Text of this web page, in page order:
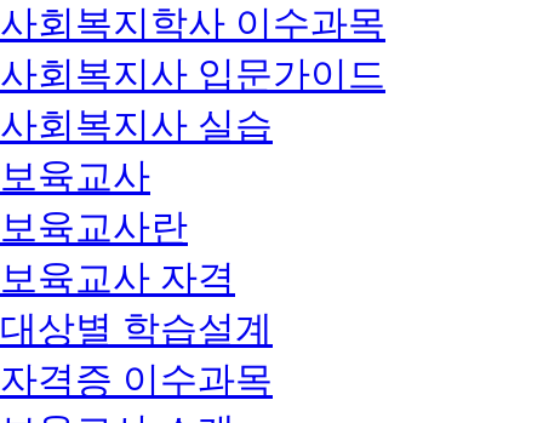
사회복지학사 이수과목
사회복지사 입문가이드
사회복지사 실습
보육교사
보육교사란
보육교사 자격
대상별 학습설계
자격증 이수과목